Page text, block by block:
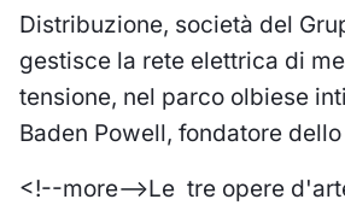
Distribuzione, società del
gestisce la rete elettrica di
tensione, nel parco olbiese
Baden Powell, fondatore
<!--more-->Le tre opere